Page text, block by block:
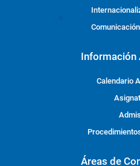
Información
Calendario
Áreas de